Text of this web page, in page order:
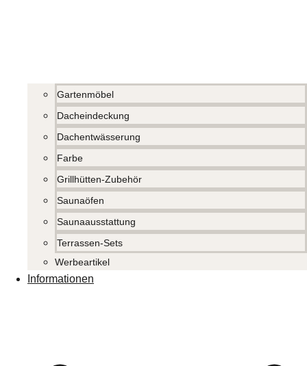
Gartenmöbel
Dacheindeckung
Dachentwässerung
Farbe
Grillhütten-Zubehör
Saunaöfen
Saunaausstattung
Terrassen-Sets
Werbeartikel
Informationen